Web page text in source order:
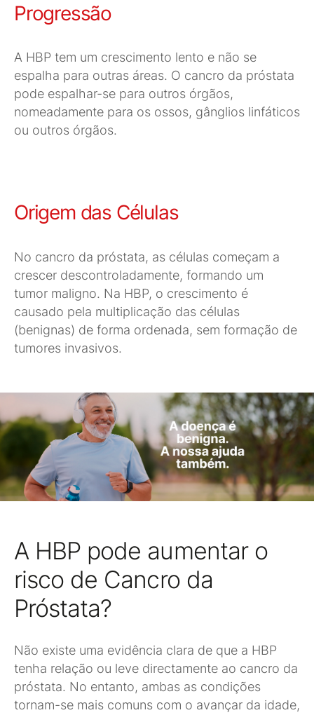
Progressão
A HBP tem um crescimento lento e não se
espalha para outras áreas. O cancro da próstata
pode espalhar-se para outros órgãos,
nomeadamente para os ossos, gânglios linfáticos
ou outros órgãos.
Origem das Células
No cancro da próstata, as células começam a
crescer descontroladamente, formando um
tumor maligno. Na HBP, o crescimento é
causado pela multiplicação das células
(benignas) de forma ordenada, sem formação de
tumores invasivos.
A HBP pode aumentar o
risco de Cancro da
Próstata?
Não existe uma evidência clara de que a HBP
tenha relação ou leve directamente ao cancro da
próstata. No entanto, ambas as condições
tornam-se mais comuns com o avançar da idade,